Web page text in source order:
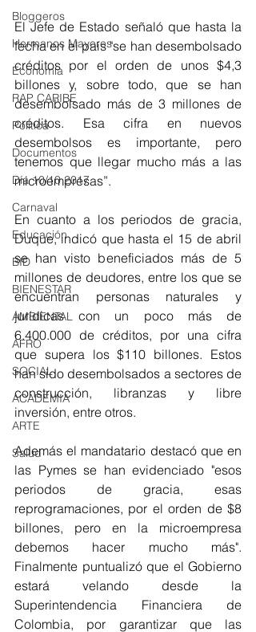
Bloggeros
Hermanos Mayores
Economía
RAP CARIBE
Política
Documentos
Día 10/10 2017
Carnaval
Educación
BID
BIENESTAR
AMBIENTAL
AFRO
SOCIAL
ACADEMIA
ARTE
Salud
El Jefe de Estado señaló que hasta la
fecha en el país "se han desembolsado
créditos por el orden de unos $4,3
billones y, sobre todo, que se han
desembolsado más de 3 millones de
créditos. Esa cifra en nuevos
desembolsos es importante, pero
tenemos que llegar mucho más a las
microempresas”.
En cuanto a los periodos de gracia,
Duque, indicó que hasta el 15 de abril
se han visto beneficiados más de 5
millones de deudores, entre los que se
encuentran personas naturales y
jurídicas con un poco más de
6.400.000 de créditos, por una cifra
que supera los $110 billones. Estos
han sido desembolsados a sectores de
construcción, libranzas y libre
inversión, entre otros.
Además el mandatario destacó que en
las Pymes se han evidenciado "esos
periodos de gracia, esas
reprogramaciones, por el orden de $8
billones, pero en la microempresa
debemos hacer mucho más".
Finalmente puntualizó que el Gobierno
estará velando desde la
Superintendencia Financiera de
Colombia, por garantizar que las